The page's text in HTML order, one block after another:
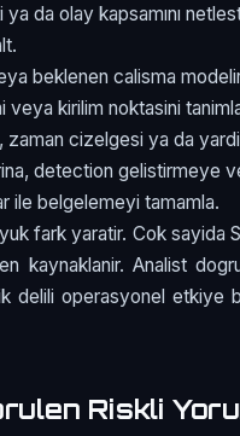
da olay kapsamını
beklenen calisma
kirilim noktasini
zaman cizelgesi ya da
detection gelistirmeye
ile belgelemeyi tamamla.
fark yaratir. Cok sayida
kaynaklanir. Analist
delili operasyonel etkiye
Riskli